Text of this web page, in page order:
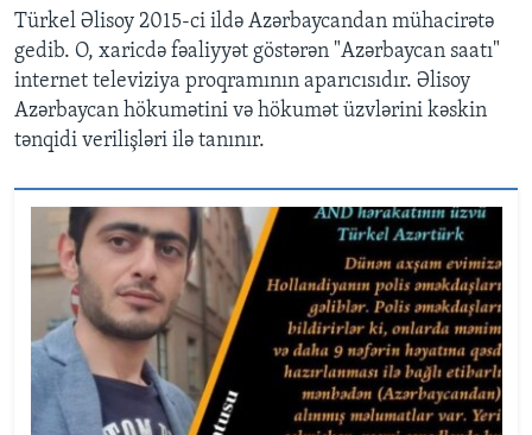
Türkel Əlisoy 2015-ci ildə Azərbaycandan mühacirətə
gedib. O, xaricdə fəaliyyət göstərən "Azərbaycan saatı"
internet televiziya proqramının aparıcısıdır. Əlisoy
Azərbaycan hökumətini və hökumət üzvlərini kəskin
tənqidi verilişləri ilə tanınır.